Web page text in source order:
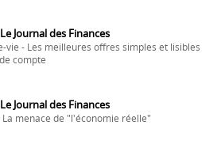
Journal des Finances
vie - Les meilleures offres simples et lisibles
compte
Journal des Finances
La menace de "l'économie réelle"